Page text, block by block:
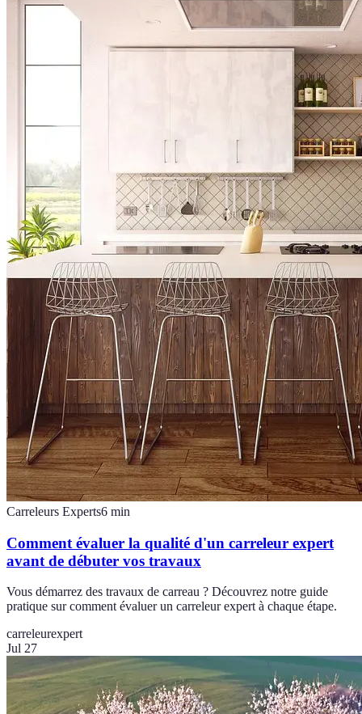
Carreleurs Experts6 min
Comment évaluer la qualité d'un carreleur expert
avant de débuter vos travaux
Vous démarrez des travaux de carreau ? Découvrez notre guide
pratique sur comment évaluer un carreleur expert à chaque étape.
carreleurexpert
Jul 27